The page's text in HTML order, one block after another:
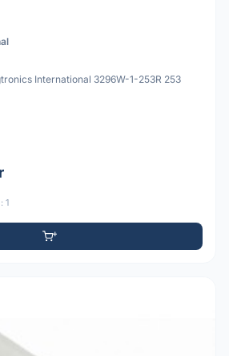
International 3296W-1-253R 253
1